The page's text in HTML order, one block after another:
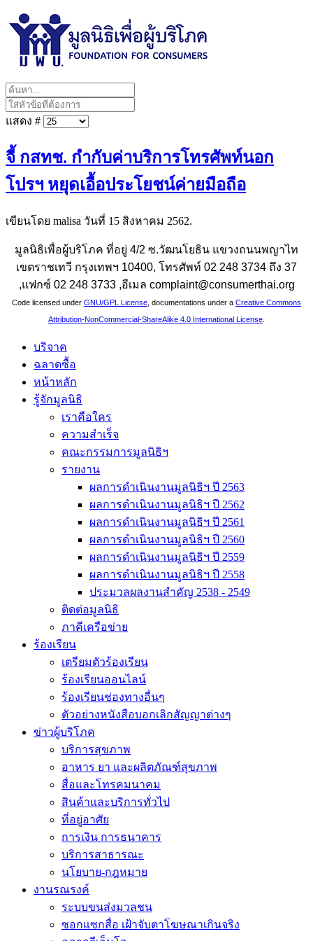
แสดง #
จี้ กสทช. กำกับค่าบริการโทรศัพท์นอก
โปรฯ หยุดเอื้อประโยชน์ค่ายมือถือ
เขียนโดย malisa วันที่ 15 สิงหาคม 2562.
มูลนิธิเพื่อผู้บริโภค ที่อยู่ 4/2 ซ.วัฒนโยธิน แขวงถนนพญาไท
เขตราชเทวี กรุงเทพฯ 10400, โทรศัพท์ 02 248 3734 ถึง 37
,แฟกซ์ 02 248 3733 ,อีเมล complaint@consumerthai.org
Code licensed under GNU/GPL License , documentations under a Creative Commons
Attribution-NonCommercial-ShareAlike 4.0 International License
บริจาค
ฉลาดซื้อ
หน้าหลัก
รู้จักมูลนิธิ
เราคือใคร
ความสำเร็จ
คณะกรรมการมูลนิธิฯ
รายงาน
ผลการดำเนินงานมูลนิธิฯ ปี 2563
ผลการดำเนินงานมูลนิธิฯ ปี 2562
ผลการดำเนินงานมูลนิธิฯ ปี 2561
ผลการดำเนินงานมูลนิธิฯ ปี 2560
ผลการดำเนินงานมูลนิธิฯ ปี 2559
ผลการดำเนินงานมูลนิธิฯ ปี 2558
ประมวลผลงานสำคัญ 2538 - 2549
ติดต่อมูลนิธิ
ภาคีเครือข่าย
ร้องเรียน
เตรียมตัวร้องเรียน
ร้องเรียนออนไลน์
ร้องเรียนช่องทางอื่นๆ
ตัวอย่างหนังสือบอกเลิกสัญญาต่างๆ
ข่าวผู้บริโภค
บริการสุขภาพ
อาหาร ยา และผลิตภัณฑ์สุขภาพ
สื่อและโทรคมนาคม
สินค้าและบริการทั่วไป
ที่อยู่อาศัย
การเงิน การธนาคาร
บริการสาธารณะ
นโยบาย-กฎหมาย
งานรณรงค์
ระบบขนส่งมวลชน
ซอกแซกสื่อ เฝ้าจับตาโฆษณาเกินจริง